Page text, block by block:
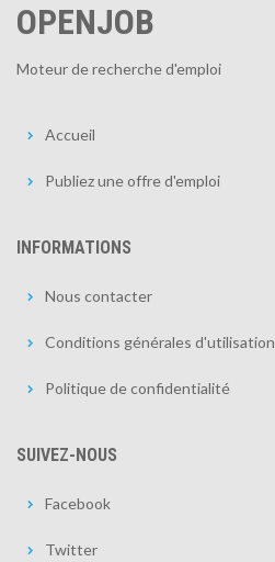
OPENJOB
Moteur de recherche d'emploi
Accueil
Publiez une offre d'emploi
INFORMATIONS
Nous contacter
Conditions générales d'utilisation
Politique de confidentialité
SUIVEZ-NOUS
Facebook
Twitter